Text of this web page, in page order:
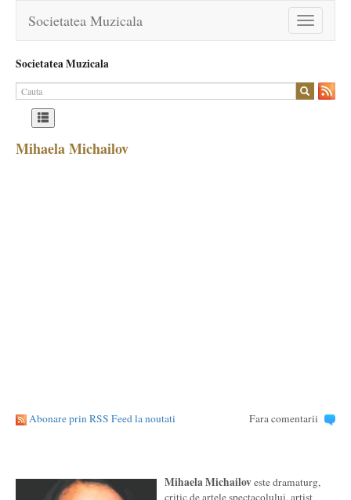
Toggle
navigation
Societatea Muzicala
Societatea Muzicala
Mihaela Michailov
Abonare prin RSS Feed la noutati Fara comentarii
Mihaela Michailoveste dramaturg,
critic de artele spectacolului, artist